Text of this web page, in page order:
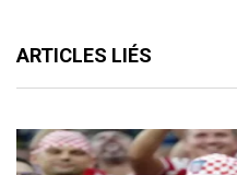
ARTICLES LIÉS